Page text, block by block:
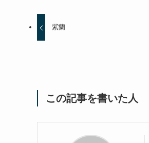
紫蘭
この記事を書いた人